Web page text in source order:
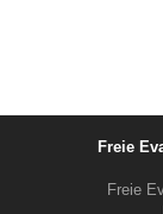
Freie
Freie